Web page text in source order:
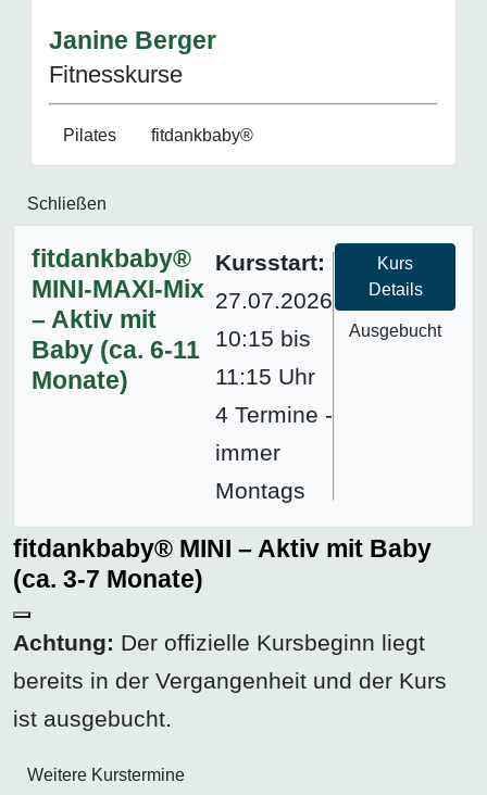
Janine Berger
Fitnesskurse
Pilates fitdankbaby®
Schließen
fitdankbaby®
MINI-MAXI-Mix
– Aktiv mit
Baby (ca. 6-11
Monate)
Kursstart:
27.07.2026
10:15 bis
11:15 Uhr
4 Termine -
immer
Montags
Kurs
Details
Ausgebucht
fitdankbaby® MINI – Aktiv mit Baby
(ca. 3-7 Monate)
Achtung: Der offizielle Kursbeginn liegt
bereits in der Vergangenheit und der Kurs
ist ausgebucht.
Weitere Kurstermine